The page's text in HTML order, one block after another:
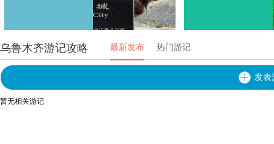
乌鲁木齐游记攻略 最新发布 热门游记
发表
暂无相关游记